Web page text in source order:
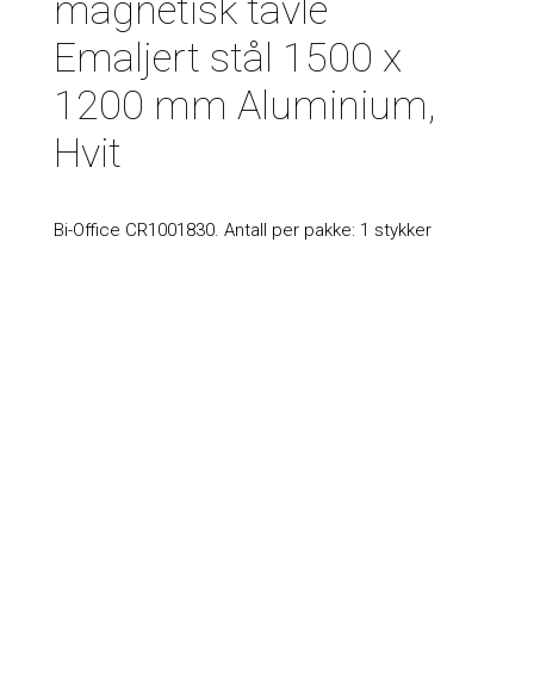
magnetisk tavle
Emaljert stål 1500 x
1200 mm Aluminium,
Hvit
Bi-Office CR1001830. Antall per pakke: 1 stykker